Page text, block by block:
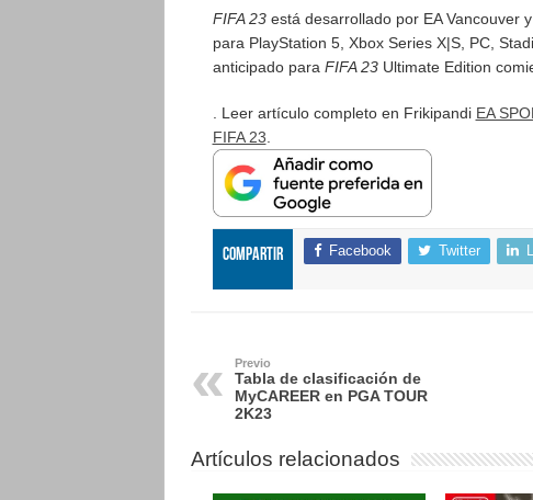
FIFA 23está desarrollado por EA Vancouver
para PlayStation 5, Xbox Series X|S, PC,
anticipado para FIFA 23 Ultimate Edition
. Leer artículo completo en Frikipandi EA
FIFA 23
Compartir Facebook Twitter
Previo
Tabla de clasificación de
MyCAREER en PGA TOUR
2K23
Artículos relacionados